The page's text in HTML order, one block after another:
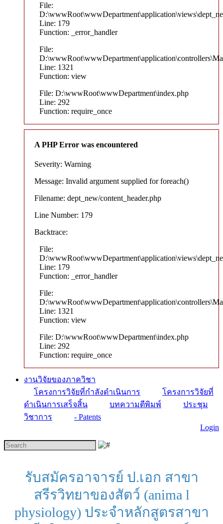
File:
Line: 179
Function: _error_handler
File:
Line: 1321
Function: view
File: D:\wwwRoot\wwwDepartment\index.php
Line: 292
Function: require_once
A PHP Error was encountered
Severity: Warning
Message: Invalid argument supplied for foreach()
Filename: dept_new/content_header.php
Line Number: 179
Backtrace:
File:
Line: 179
Function: _error_handler
File:
Line: 1321
Function: view
File: D:\wwwRoot\wwwDepartment\index.php
Line: 292
Function: require_once
งานวิจัยของภาควิชา
โครงการวิจัยที่กำลังดำเนินการ
โครงการวิจัยที่
ดำเนินการเสร็จสิ้น
บทความตีพิมพ์
ประชุม
วิชาการ
- Patents
Login
รับสมัครอาจารย์​ ป.เอก​ สาขา
สรีรวิทยา​ของสัตว์​ (anima l​
physiology) ประจำหลักสูตรสาขา